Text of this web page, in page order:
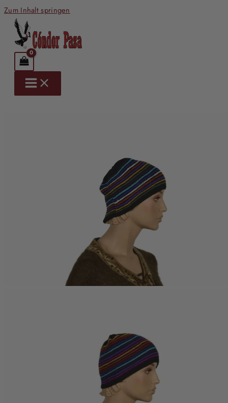
Zum Inhalt springen